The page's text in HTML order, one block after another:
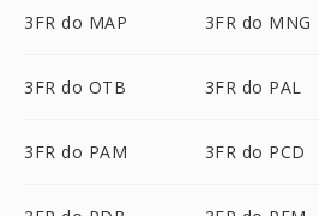
3FR do MAP 3FR do MNG
3FR do OTB 3FR do PAL
3FR do PAM 3FR do PCD